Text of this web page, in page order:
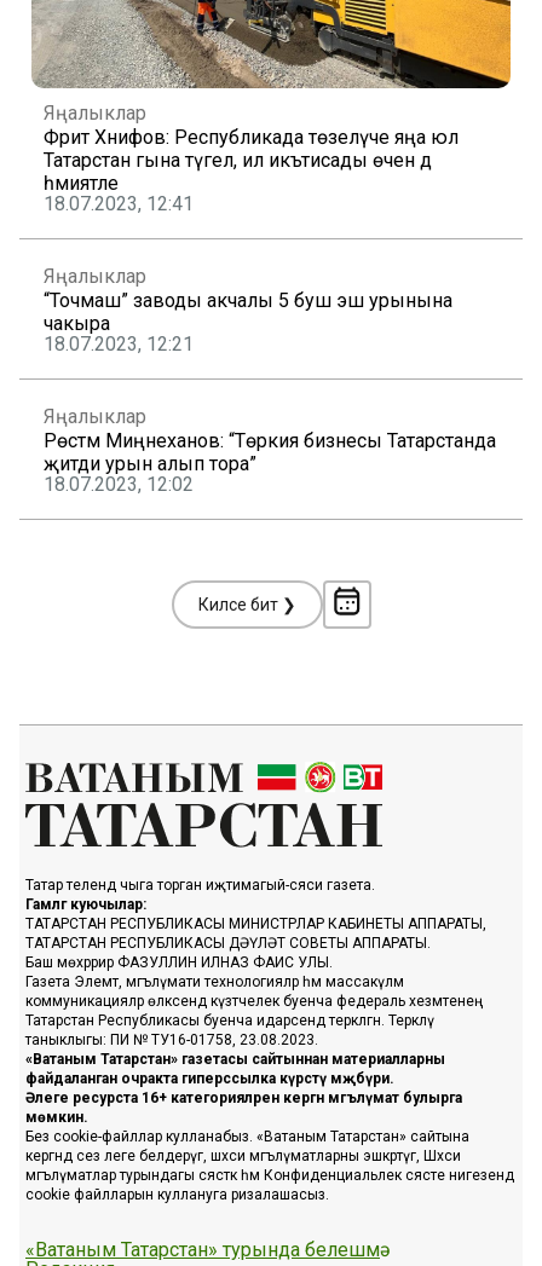
Яңалыклар
Фәрит Хәнифов: Республикада төзелүче яңа юл
Татарстан гына түгел, ил икътисады өчен дә
әһәмиятле
18.07.2023, 12:41
Яңалыклар
“Точмаш” заводы акчалы 5 буш эш урынына
чакыра
18.07.2023, 12:21
Яңалыклар
Рөстәм Миңнеханов: “Төркия бизнесы Татарстанда
җитди урын алып тора”
18.07.2023, 12:02
Киләсе бит ❯
Татар телендә чыга торган иҗтимагый-сәяси газета.
Гамәлгә куючылар:
ТАТАРСТАН РЕСПУБЛИКАСЫ МИНИСТРЛАР КАБИНЕТЫ АППАРАТЫ,
ТАТАРСТАН РЕСПУБЛИКАСЫ ДӘҮЛӘТ СОВЕТЫ АППАРАТЫ.
Баш мөхәррир ФАЗУЛЛИН ИЛНАЗ ФАИС УЛЫ.
Газета Элемтә, мәгълүмати технологияләр һәм массакүләм
коммуникацияләр өлкәсендә күзәтчелек буенча федераль хезмәтенең
Татарстан Республикасы буенча идарәсендә теркәлгән. Теркәлү
таныклыгы: ПИ № ТУ16-01758, 23.08.2023.
«Ватаным Татарстан» газетасы сайтыннан материалларны
файдаланган очракта гиперссылка күрсәтү мәҗбүри.
Әлеге ресурста 16+ категорияләренә кергән мәгълүмат булырга
мөмкин.
Без cookie-файллар кулланабыз. «Ватаным Татарстан» сайтына
кергәндә сез әлеге белдерүгә, шәхси мәгълүматларны эшкәртүгә, Шәхси
мәгълүматлар турындагы сәясәткә һәм Конфиденциальлек сәясәте нигезендә
cookie файлларын куллануга ризалашасыз.
«Ватаным Татарстан» турында белешмә